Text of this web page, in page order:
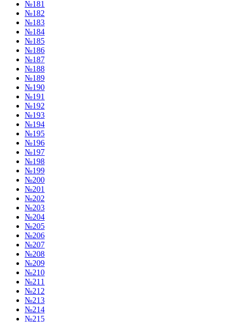
№181
№182
№183
№184
№185
№186
№187
№188
№189
№190
№191
№192
№193
№194
№195
№196
№197
№198
№199
№200
№201
№202
№203
№204
№205
№206
№207
№208
№209
№210
№211
№212
№213
№214
№215